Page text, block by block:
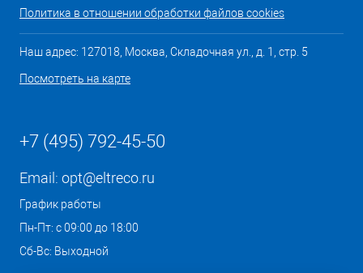
Политика в отношении обработки файлов cookies
Наш адрес: 127018, Москва, Складочная ул., д. 1, стр. 5
Посмотреть на карте
+7 (495) 792-45-50
Email: opt@eltreco.ru
График работы
Пн-Пт: с 09:00 до 18:00
Сб-Вс: Выходной